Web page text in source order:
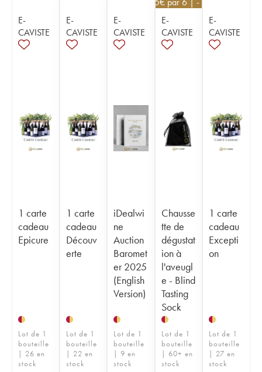
E-
CAVISTE
1 carte
cadeau
Epicure
Lot de 1
bouteille
| 26 en
stock
E-
CAVISTE
1 carte
cadeau
Découv
erte
Lot de 1
bouteille
| 22 en
stock
E-
CAVISTE
iDealwi
ne
Auction
Baromet
er 2025
(English
Version)
Lot de 1
bouteille
| 9 en
stock
E-
CAVISTE
Chausse
tte de
dégustat
ion à
l'aveugl
e - Blind
Tasting
Sock
Lot de 1
bouteille
| 60+ en
stock
E-
CAVISTE
1 carte
cadeau
Excepti
on
Lot de 1
bouteille
| 27 en
stock